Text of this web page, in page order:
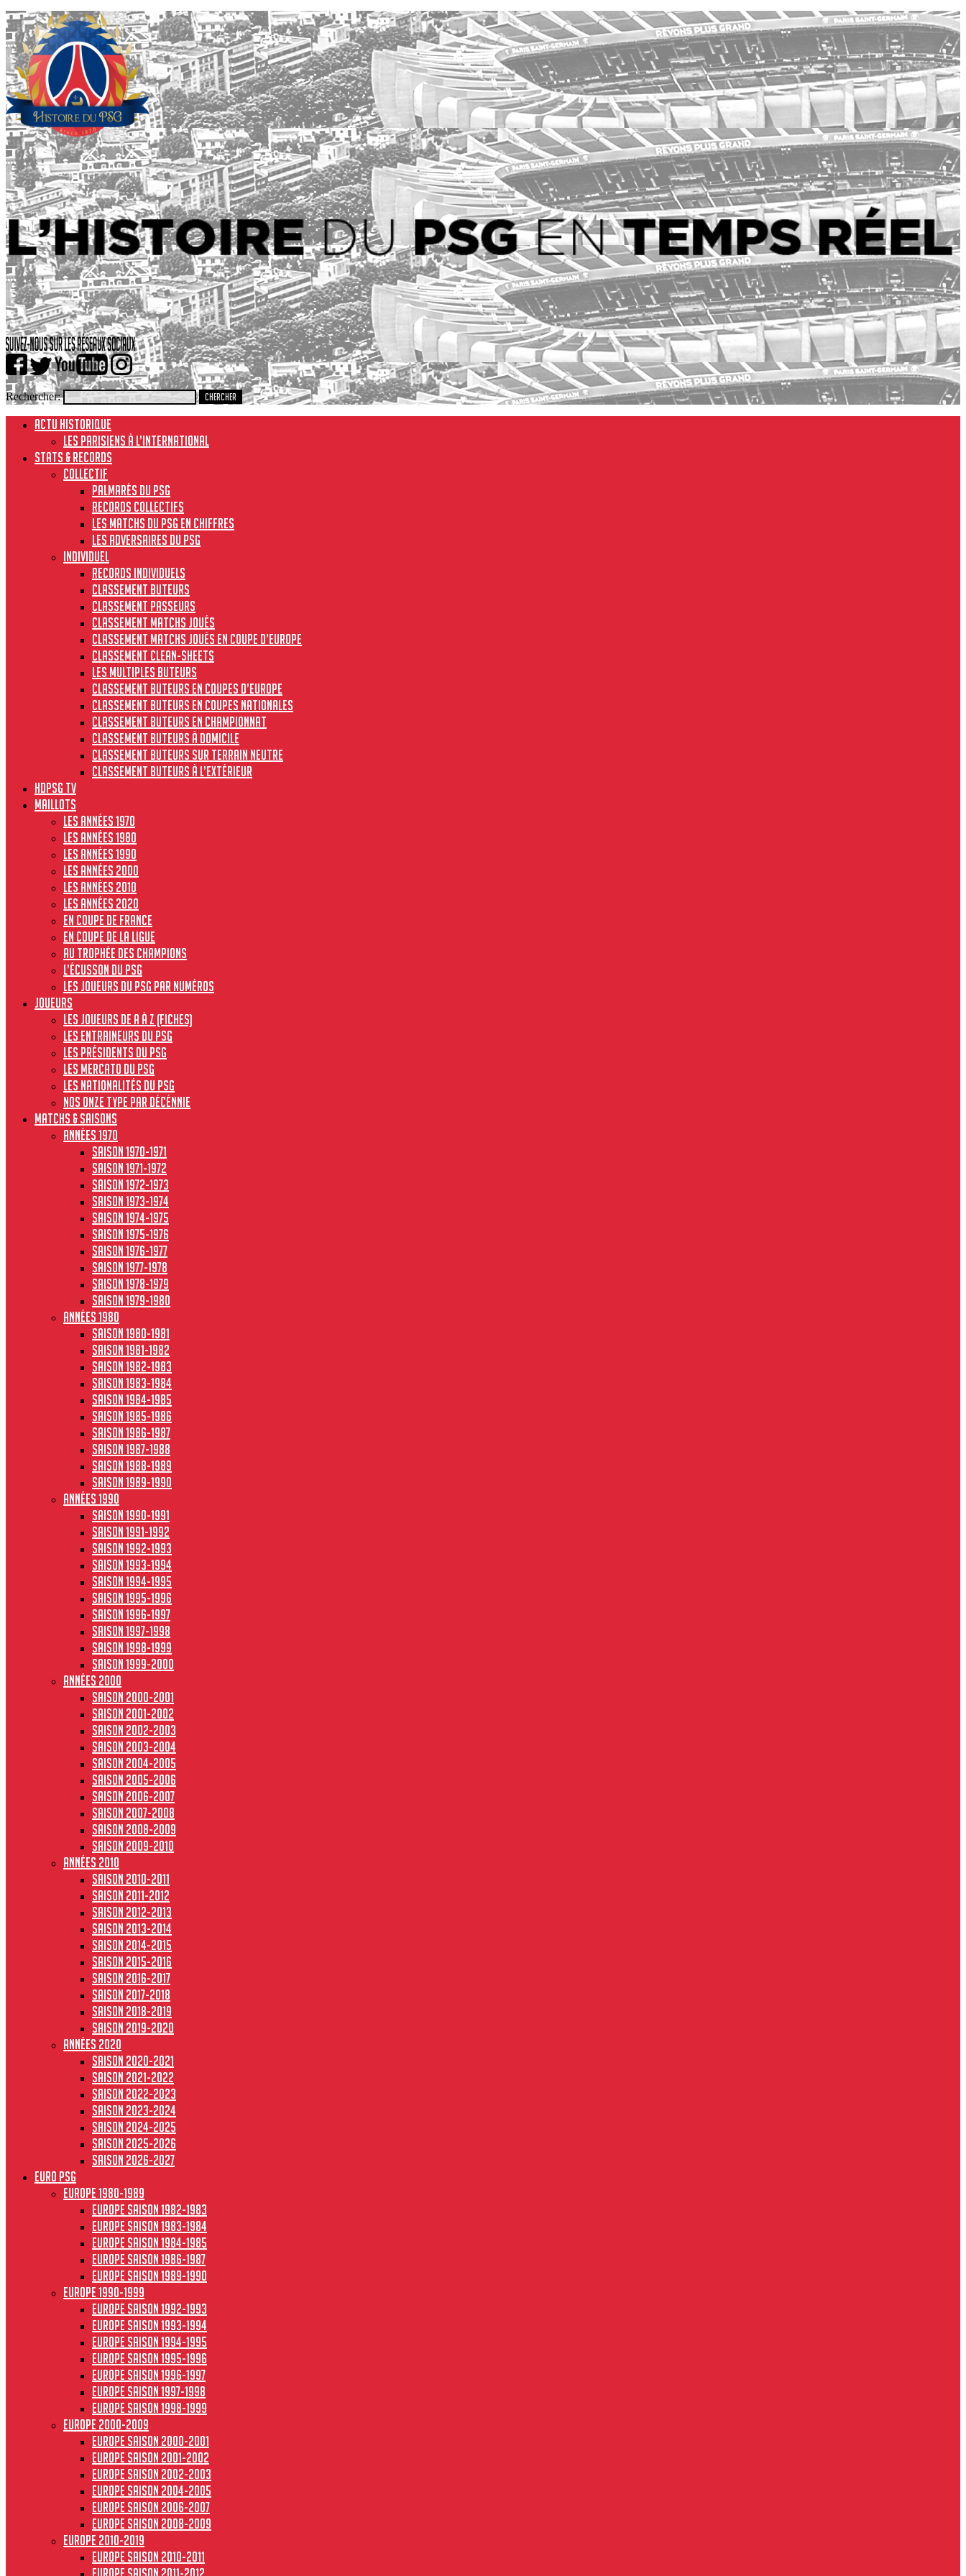
Rechercher:
ACTU HISTORIQUE
Les Parisiens à l’international
STATS & RECORDS
Collectif
Palmarès du PSG
Records collectifs
Les matchs du PSG en chiffres
Les adversaires du PSG
Individuel
Records individuels
Classement buteurs
Classement passeurs
Classement matchs joués
Classement matchs joués en Coupe d’Europe
Classement clean-sheets
Les multiples buteurs
Classement buteurs en coupes d’Europe
Classement buteurs en coupes nationales
Classement buteurs en championnat
Classement buteurs à domicile
Classement buteurs sur terrain neutre
Classement buteurs à l’extérieur
HdPSG TV
MAILLOTS
Les années 1970
Les années 1980
Les années 1990
Les années 2000
Les années 2010
Les années 2020
En Coupe de France
En Coupe de la Ligue
Au Trophée des Champions
L’écusson du PSG
Les joueurs du PSG par numéros
JOUEURS
Les joueurs de A à Z (fiches)
Les entraineurs du PSG
Les présidents du PSG
Les Mercato du PSG
Les nationalités du PSG
Nos onze type par décénnie
MATCHS & SAISONS
Années 1970
Saison 1970-1971
Saison 1971-1972
Saison 1972-1973
Saison 1973-1974
Saison 1974-1975
Saison 1975-1976
Saison 1976-1977
Saison 1977-1978
Saison 1978-1979
Saison 1979-1980
Années 1980
Saison 1980-1981
Saison 1981-1982
Saison 1982-1983
Saison 1983-1984
Saison 1984-1985
Saison 1985-1986
Saison 1986-1987
Saison 1987-1988
Saison 1988-1989
Saison 1989-1990
Années 1990
Saison 1990-1991
Saison 1991-1992
Saison 1992-1993
Saison 1993-1994
Saison 1994-1995
Saison 1995-1996
Saison 1996-1997
Saison 1997-1998
Saison 1998-1999
Saison 1999-2000
Années 2000
Saison 2000-2001
Saison 2001-2002
Saison 2002-2003
Saison 2003-2004
Saison 2004-2005
Saison 2005-2006
Saison 2006-2007
Saison 2007-2008
Saison 2008-2009
Saison 2009-2010
Années 2010
Saison 2010-2011
Saison 2011-2012
Saison 2012-2013
Saison 2013-2014
Saison 2014-2015
Saison 2015-2016
Saison 2016-2017
Saison 2017-2018
Saison 2018-2019
Saison 2019-2020
Années 2020
Saison 2020-2021
Saison 2021-2022
Saison 2022-2023
Saison 2023-2024
Saison 2024-2025
Saison 2025-2026
Saison 2026-2027
Euro PSG
Europe 1980-1989
Europe saison 1982-1983
Europe Saison 1983-1984
Europe saison 1984-1985
Europe saison 1986-1987
Europe saison 1989-1990
Europe 1990-1999
Europe saison 1992-1993
Europe saison 1993-1994
Europe saison 1994-1995
Europe saison 1995-1996
Europe saison 1996-1997
Europe Saison 1997-1998
Europe saison 1998-1999
Europe 2000-2009
Europe saison 2000-2001
Europe saison 2001-2002
Europe saison 2002-2003
Europe saison 2004-2005
Europe saison 2006-2007
Europe saison 2008-2009
Europe 2010-2019
Europe saison 2010-2011